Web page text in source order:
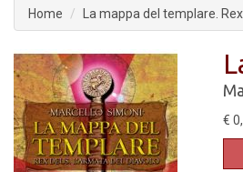
Home La mappa del templare.
€